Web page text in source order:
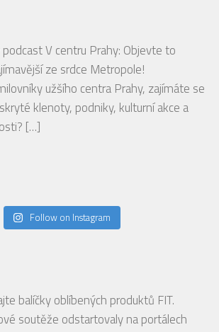
podcast V centru Prahy: Objevte to
ze srdce Metropole!
užšího centra Prahy, zajímáte se
klenoty, podniky, kulturní akce a
[…]
Follow on Instagram
balíčky oblíbených produktů FIT.
soutěže odstartovaly na portálech